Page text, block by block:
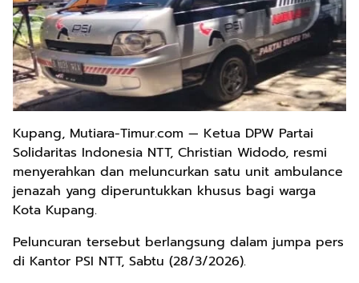
Kupang, Mutiara-Timur.com — Ketua DPW Partai
Solidaritas Indonesia NTT, Christian Widodo, resmi
menyerahkan dan meluncurkan satu unit ambulance
jenazah yang diperuntukkan khusus bagi warga
Kota Kupang.
Peluncuran tersebut berlangsung dalam jumpa pers
di Kantor PSI NTT, Sabtu (28/3/2026).